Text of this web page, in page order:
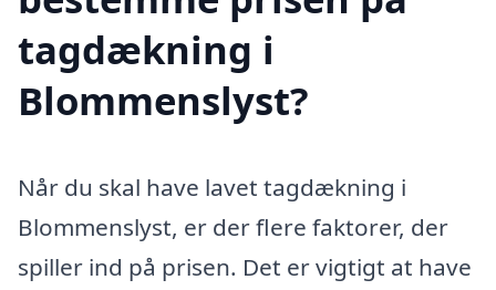
tagdækning i
Blommenslyst?
Når du skal have lavet tagdækning i
Blommenslyst, er der flere faktorer, der
spiller ind på prisen. Det er vigtigt at have